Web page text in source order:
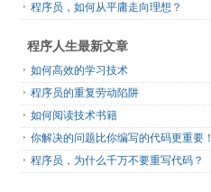
程序员，如何从平庸走向理想？
程序人生最新文章
如何高效的学习技术
程序员的重复劳动陷阱
如何阅读技术书籍
你解决的问题比你编写的代码更重要！
程序员，为什么千万不要重写代码？